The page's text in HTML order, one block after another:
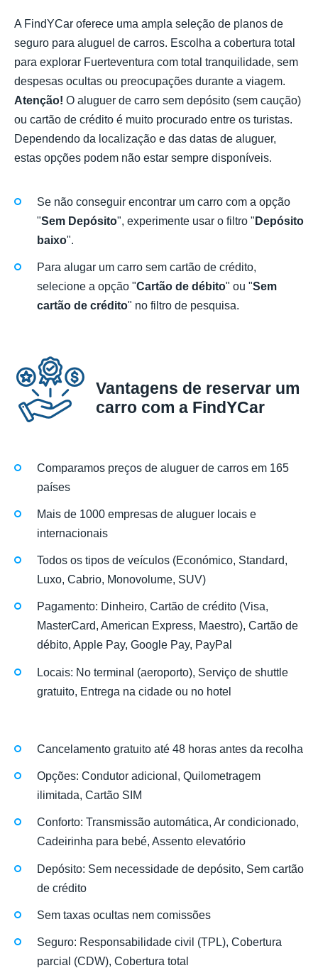
A FindYCar oferece uma ampla seleção de planos de
seguro para aluguel de carros. Escolha a cobertura total
para explorar Fuerteventura com total tranquilidade, sem
despesas ocultas ou preocupações durante a viagem.
Atenção! O aluguer de carro sem depósito (sem caução)
ou cartão de crédito é muito procurado entre os turistas.
Dependendo da localização e das datas de aluguer,
estas opções podem não estar sempre disponíveis.
Se não conseguir encontrar um carro com a opção
"Sem Depósito", experimente usar o filtro " Depósito
baixo".
Para alugar um carro sem cartão de crédito,
selecione a opção "Cartão de débito" ou "Sem
cartão de crédito" no filtro de pesquisa.
Vantagens de reservar um
carro com a FindYCar
Comparamos preços de aluguer de carros em 165
países
Mais de 1000 empresas de aluguer locais e
internacionais
Todos os tipos de veículos (Económico, Standard,
Luxo, Cabrio, Monovolume, SUV)
Pagamento: Dinheiro, Cartão de crédito (Visa,
MasterCard, American Express, Maestro), Cartão de
débito, Apple Pay, Google Pay, PayPal
Locais: No terminal (aeroporto), Serviço de shuttle
gratuito, Entrega na cidade ou no hotel
Cancelamento gratuito até 48 horas antes da recolha
Opções: Condutor adicional, Quilometragem
ilimitada, Cartão SIM
Conforto: Transmissão automática, Ar condicionado,
Cadeirinha para bebé, Assento elevatório
Depósito: Sem necessidade de depósito, Sem cartão
de crédito
Sem taxas ocultas nem comissões
Seguro: Responsabilidade civil (TPL), Cobertura
parcial (CDW), Cobertura total